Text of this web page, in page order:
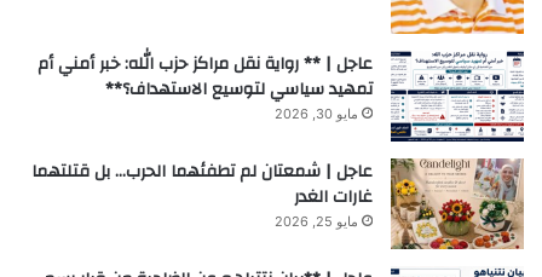
عاجل | ** رواية نقل مراكز حزب الله: خبر أمني أم
تمهيد سياسي لتوسيع الاستهداف؟**
مايو 30, 2026
عاجل | شمعتان لم تطفئهما الحرب… بل قتلتهما
غارات الغدر
مايو 25, 2026